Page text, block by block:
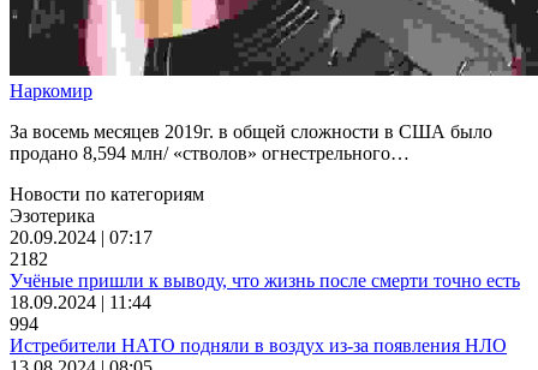
Наркомир
За восемь месяцев 2019г. в общей сложности в США было
продано 8,594 млн/ «стволов» огнестрельного…
Новости по категориям
Эзотерика
20.09.2024 | 07:17
2182
Учёные пришли к выводу, что жизнь после смерти точно есть
18.09.2024 | 11:44
994
Истребители НАТО подняли в воздух из-за появления НЛО